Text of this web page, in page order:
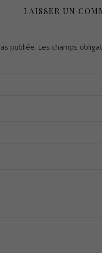
LAISSER UN
publiée. Les champs